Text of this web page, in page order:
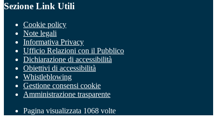
Sezione Link Utili
Cookie policy
Note legali
Informativa Privacy
Ufficio Relazioni con il Pubblico
Dichiarazione di accessibilità
Obiettivi di accessibilità
Whistleblowing
Gestione consensi cookie
Amministrazione trasparente
Pagina visualizzata 1068 volte